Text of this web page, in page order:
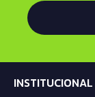
INSTITUCIONAL